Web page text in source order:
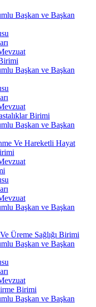
Başkan ve Başkan
Başkan ve Başkan
Birimi
Başkan ve Başkan
Ve Hareketli Hayat
Başkan ve Başkan
Üreme Sağlığı Birimi
Başkan ve Başkan
Birimi
Başkan ve Başkan